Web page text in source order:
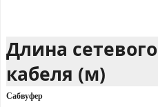
Длина сетевого
кабеля (м)
Сабвуфер